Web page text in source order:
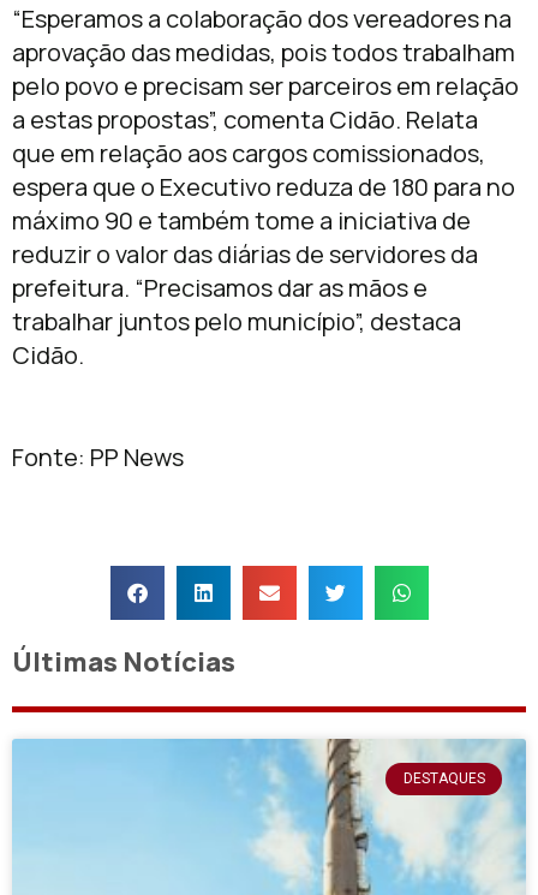
“Esperamos a colaboração dos vereadores na
aprovação das medidas, pois todos trabalham
pelo povo e precisam ser parceiros em relação
a estas propostas”, comenta Cidão. Relata
que em relação aos cargos comissionados,
espera que o Executivo reduza de 180 para no
máximo 90 e também tome a iniciativa de
reduzir o valor das diárias de servidores da
prefeitura. “Precisamos dar as mãos e
trabalhar juntos pelo município”, destaca
Cidão.
Fonte: PP News
Últimas Notícias
DESTAQUES